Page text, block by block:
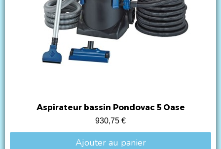
Aspirateur bassin Pondovac 5 Oase
930,75 €
Ajouter au panier